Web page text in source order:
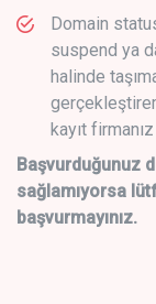
Domain
suspend ya
halinde
kayıt
Başvurduğunuz
sağlamıyorsa
başvurmayınız.